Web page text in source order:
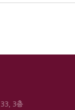
33, 3층